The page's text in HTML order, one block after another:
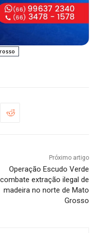
Próximo artigo
Operação Escudo Verde
combate extração ilegal de
madeira no norte de Mato
Grosso